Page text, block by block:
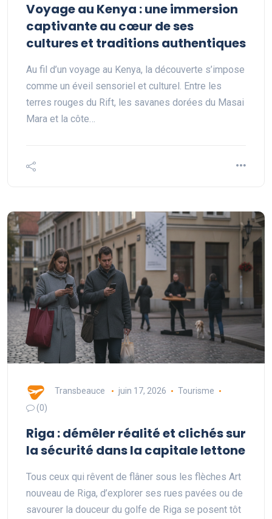
Voyage au Kenya : une immersion
captivante au cœur de ses
cultures et traditions authentiques
Au fil d’un voyage au Kenya, la découverte s’impose
comme un éveil sensoriel et culturel. Entre les
terres rouges du Rift, les savanes dorées du Masai
Mara et la côte…
Transbeauce juin 17, 2026
Tourisme
(0)
Riga : démêler réalité et clichés sur
la sécurité dans la capitale lettone
Tous ceux qui rêvent de flâner sous les flèches Art
nouveau de Riga, d’explorer ses rues pavées ou de
savourer la douceur du golfe de Riga se posent tôt